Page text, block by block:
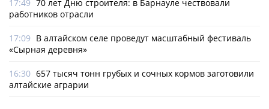
17:49 70 лет Дню строителя: в Барнауле чествовали
работников отрасли
17:09 В алтайском селе проведут масштабный фестиваль
«Сырная деревня»
16:30 657 тысяч тонн грубых и сочных кормов заготовили
алтайские аграрии